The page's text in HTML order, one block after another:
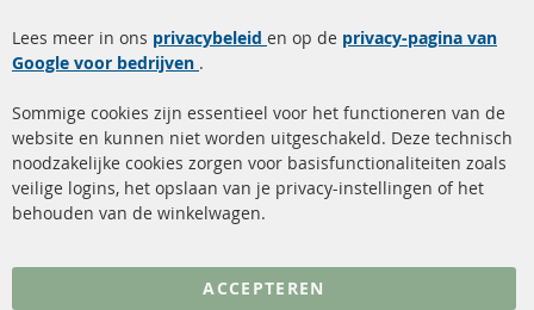
Roetfilter reiniging
Katalysator (KAT)
sensoren
FAQ
Verzendingskosten
Contact
Annuleer contract
Gegevensbescherming
Lees meer in ons privacybeleid en op de privacy-pagina van
Google voor bedrijven .
Sommige cookies zijn essentieel voor het functioneren van de
website en kunnen niet worden uitgeschakeld. Deze technisch
noodzakelijke cookies zorgen voor basisfunctionaliteiten zoals
veilige logins, het opslaan van je privacy-instellingen of het
behouden van de winkelwagen.
ACCEPTEREN